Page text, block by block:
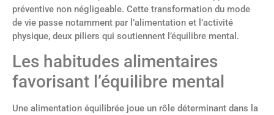
préventive non négligeable. Cette transformation du mode
de vie passe notamment par l’alimentation et l’activité
physique, deux piliers qui soutiennent l’équilibre mental.
Les habitudes alimentaires
favorisant l’équilibre mental
Une alimentation équilibrée joue un rôle déterminant dans la